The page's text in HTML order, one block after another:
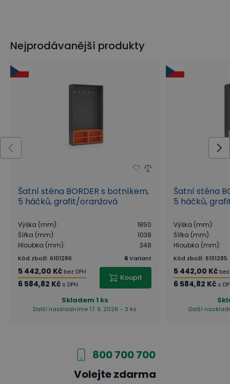
Nejprodávanější produkty
Šatní stěna BORDER s botníkem,
5 háčků, grafit/oranžová
Výška (mm):
1850
Šířka (mm):
1038
Hloubka (mm): 348
Kód zboží: 6101286 6Variant
5 442,00 Kč bez DPH
6 584,82 Kč s DPH
Koupit
Skladem1 ks
Další naskladníme 17. 9. 2026 - 3 ks
Šatní stěna
5 háčků,
Výška (mm):
Šířka (mm):
Hloubka (mm):
Kód zboží: 6101285
5 442,00 Kč bez
6 584,82 Kč s
Další
800 700 700
Volejte zdarma